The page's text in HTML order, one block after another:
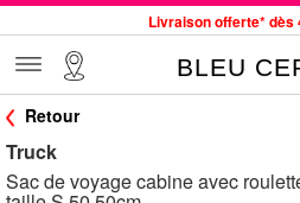
Livraison offerte* dès
Commande avant 12h expédiée le
Jusqu'à -75% sur le site
BLEU
Retour
Truck
Sac de voyage cabine avec